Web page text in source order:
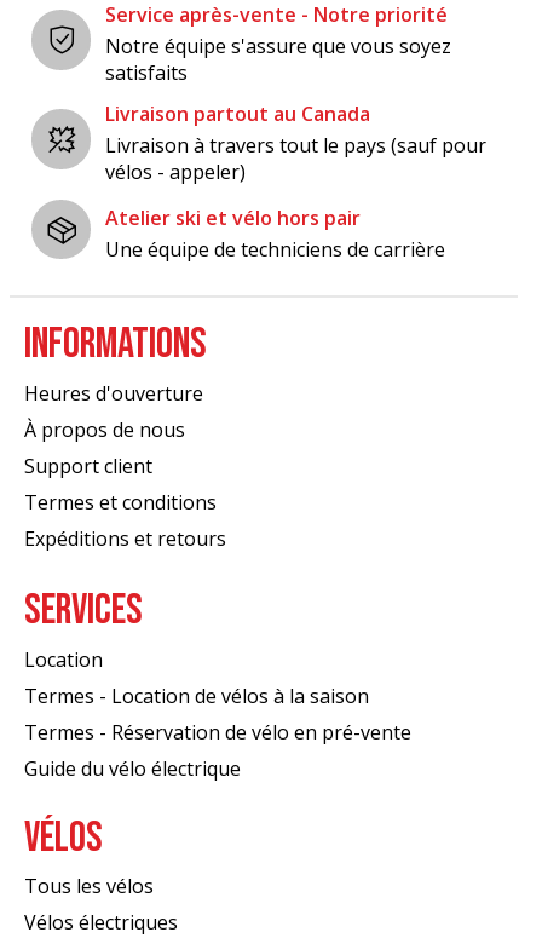
Service après-vente - Notre priorité
Notre équipe s'assure que vous soyez
satisfaits
Livraison partout au Canada
Livraison à travers tout le pays (sauf pour
vélos - appeler)
Atelier ski et vélo hors pair
Une équipe de techniciens de carrière
INFORMATIONS
Heures d'ouverture
À propos de nous
Support client
Termes et conditions
Expéditions et retours
SERVICES
Location
Termes - Location de vélos à la saison
Termes - Réservation de vélo en pré-vente
Guide du vélo électrique
VÉLOS
Tous les vélos
Vélos électriques